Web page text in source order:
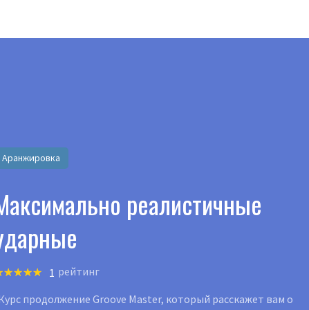
Аранжировка
реалистичные
1 рейтинг
продолжение Groove Master, который расскажет вам о